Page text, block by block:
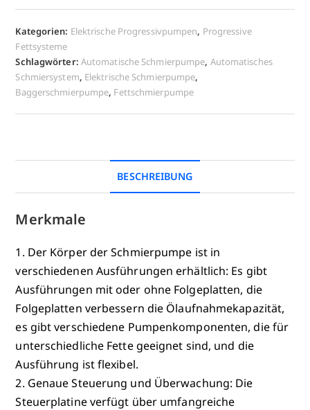
Kategorien: Elektrische Progressivpumpen, Progressive
Fettsysteme
Schlagwörter: Automatische Schmierpumpe, Automatisches
Schmiersystem, Elektrische Schmierpumpe,
Baggerschmierpumpe, Fettschmierpumpe
BESCHREIBUNG
Merkmale
1. Der Körper der Schmierpumpe ist in
verschiedenen Ausführungen erhältlich: Es gibt
Ausführungen mit oder ohne Folgeplatten, die
Folgeplatten verbessern die Ölaufnahmekapazität,
es gibt verschiedene Pumpenkomponenten, die für
unterschiedliche Fette geeignet sind, und die
Ausführung ist flexibel.
2. Genaue Steuerung und Überwachung: Die
Steuerplatine verfügt über umfangreiche